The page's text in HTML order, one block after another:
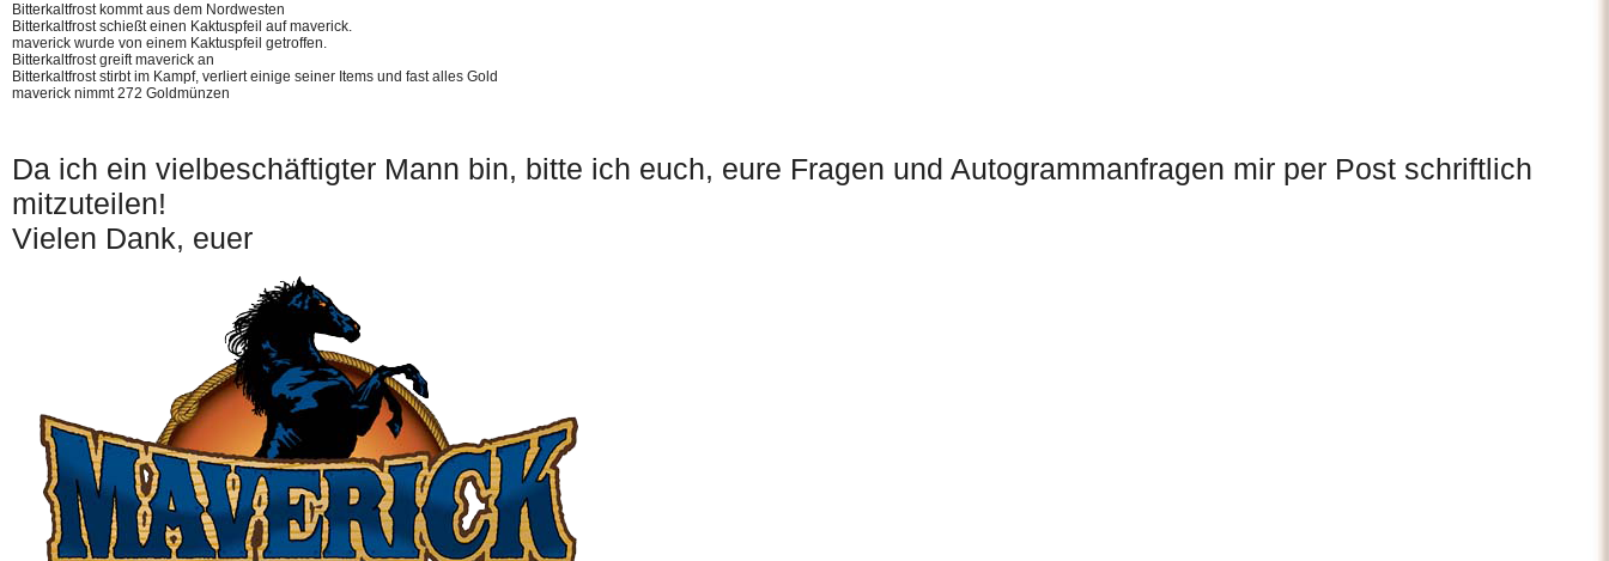
Bitterkaltfrost kommt aus dem Nordwesten
Bitterkaltfrost schießt einen Kaktuspfeil auf maverick.
maverick wurde von einem Kaktuspfeil getroffen.
Bitterkaltfrost greift maverick an
Bitterkaltfrost stirbt im Kampf, verliert einige seiner Items und fast alles Gold
maverick nimmt 272 Goldmünzen
Da ich ein vielbeschäftigter Mann bin, bitte ich euch, eure Fragen und Autogrammanfragen mir per Post schriftlich
mitzuteilen!
Vielen Dank, euer